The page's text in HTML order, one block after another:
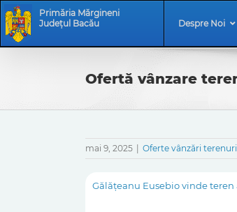
Skip
to
content
Skip
Navigation
Primăria Mărgineni
Județul Bacău
Despre Noi
Ofertă vânzare
mai 9, 2025 Oferte vânzări terenuri
Gălățeanu Eusebio vinde teren